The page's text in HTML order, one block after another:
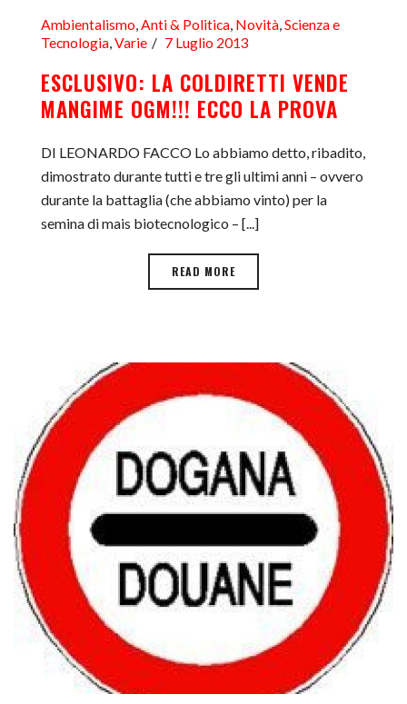
Ambientalismo Anti & Politica Novità Scienza e
Tecnologia Varie 7 Luglio 2013
ESCLUSIVO: LA COLDIRETTI VENDE
MANGIME OGM!!! ECCO LA PROVA
DI LEONARDO FACCO Lo abbiamo detto, ribadito,
dimostrato durante tutti e tre gli ultimi anni – ovvero
durante la battaglia (che abbiamo vinto) per la
semina di mais biotecnologico – [...]
READ MORE